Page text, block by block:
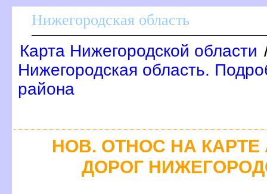
Нижегородская область
Карта Нижегородской области
Нижегородская область.
района
НОВ. ОТНОС НА
ДОРОГ